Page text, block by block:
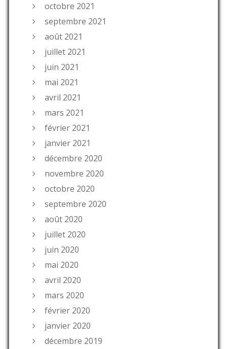
octobre 2021
septembre 2021
août 2021
juillet 2021
juin 2021
mai 2021
avril 2021
mars 2021
février 2021
janvier 2021
décembre 2020
novembre 2020
octobre 2020
septembre 2020
août 2020
juillet 2020
juin 2020
mai 2020
avril 2020
mars 2020
février 2020
janvier 2020
décembre 2019